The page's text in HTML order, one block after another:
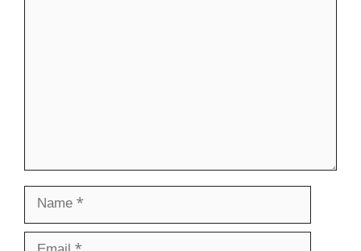
Name
Email